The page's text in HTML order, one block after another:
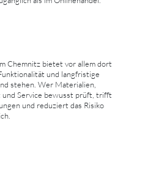
Chemnitz bietet vor allem dort
und langfristige
stehen. Wer Materialien,
Service bewusst prüft, trifft
und reduziert das Risiko